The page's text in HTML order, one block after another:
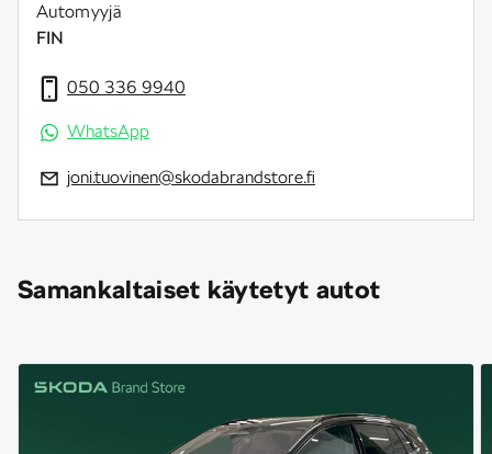
Automyyjä
FIN
050 336 9940
WhatsApp
joni.tuovinen@skodabrandstore.fi
Samankaltaiset käytetyt autot